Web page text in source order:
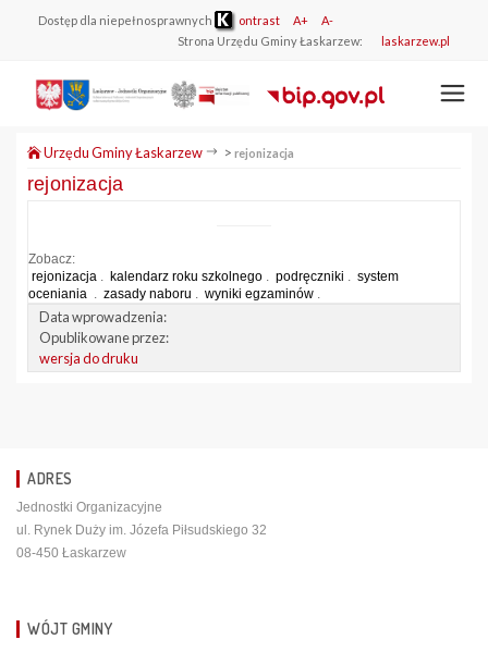
Dostęp dla niepełnosprawnych ontrast A+
A-
Strona Urzędu Gminy Łaskarzew:
laskarzew.pl
Urzędu Gminy Łaskarzew > rejonizacja
rejonizacja
Zobacz:
rejonizacja . kalendarz roku szkolnego . podręczniki . system
oceniania . zasady naboru . wyniki egzaminów .
Data wprowadzenia:
Opublikowane przez:
wersja do druku
ADRES
Jednostki Organizacyjne
ul. Rynek Duży im. Józefa Piłsudskiego 32
08-450 Łaskarzew
WÓJT GMINY